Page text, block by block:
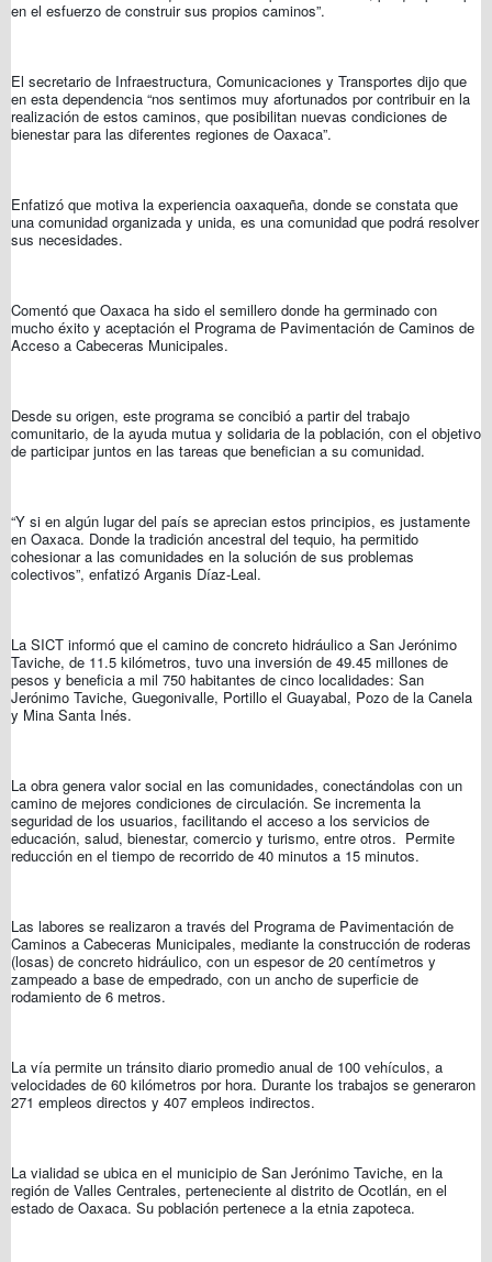
en el esfuerzo de construir sus propios caminos”.
El secretario de Infraestructura, Comunicaciones y Transportes dijo que
en esta dependencia “nos sentimos muy afortunados por contribuir en la
realización de estos caminos, que posibilitan nuevas condiciones de
bienestar para las diferentes regiones de Oaxaca”.
Enfatizó que motiva la experiencia oaxaqueña, donde se constata que
una comunidad organizada y unida, es una comunidad que podrá resolver
sus necesidades.
Comentó que Oaxaca ha sido el semillero donde ha germinado con
mucho éxito y aceptación el Programa de Pavimentación de Caminos de
Acceso a Cabeceras Municipales.
Desde su origen, este programa se concibió a partir del trabajo
comunitario, de la ayuda mutua y solidaria de la población, con el objetivo
de participar juntos en las tareas que benefician a su comunidad.
“Y si en algún lugar del país se aprecian estos principios, es justamente
en Oaxaca. Donde la tradición ancestral del tequio, ha permitido
cohesionar a las comunidades en la solución de sus problemas
colectivos”, enfatizó Arganis Díaz-Leal.
La SICT informó que el camino de concreto hidráulico a San Jerónimo
Taviche, de 11.5 kilómetros, tuvo una inversión de 49.45 millones de
pesos y beneficia a mil 750 habitantes de cinco localidades: San
Jerónimo Taviche, Guegonivalle, Portillo el Guayabal, Pozo de la Canela
y Mina Santa Inés.
La obra genera valor social en las comunidades, conectándolas con un
camino de mejores condiciones de circulación. Se incrementa la
seguridad de los usuarios, facilitando el acceso a los servicios de
educación, salud, bienestar, comercio y turismo, entre otros. Permite
reducción en el tiempo de recorrido de 40 minutos a 15 minutos.
Las labores se realizaron a través del Programa de Pavimentación de
Caminos a Cabeceras Municipales, mediante la construcción de roderas
(losas) de concreto hidráulico, con un espesor de 20 centímetros y
zampeado a base de empedrado, con un ancho de superficie de
rodamiento de 6 metros.
La vía permite un tránsito diario promedio anual de 100 vehículos, a
velocidades de 60 kilómetros por hora. Durante los trabajos se generaron
271 empleos directos y 407 empleos indirectos.
La vialidad se ubica en el municipio de San Jerónimo Taviche, en la
región de Valles Centrales, perteneciente al distrito de Ocotlán, en el
estado de Oaxaca. Su población pertenece a la etnia zapoteca.